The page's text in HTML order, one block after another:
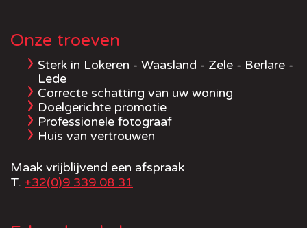
Onze troeven
Sterk in Lokeren - Waasland - Zele - Berlare -
Lede
Correcte schatting van uw woning
Doelgerichte promotie
Professionele fotograaf
Huis van vertrouwen
Maak vrijblijvend een afspraak
T. +32(0)9 339 08 31